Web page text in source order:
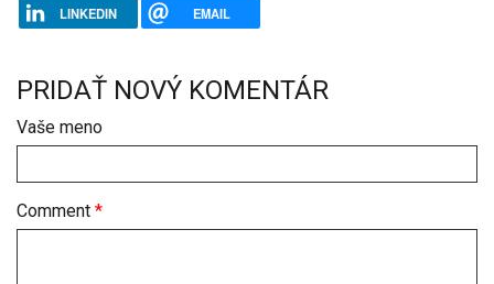
LINKEDIN
EMAIL
PRIDAŤ NOVÝ KOMENTÁR
Vaše meno
Comment *